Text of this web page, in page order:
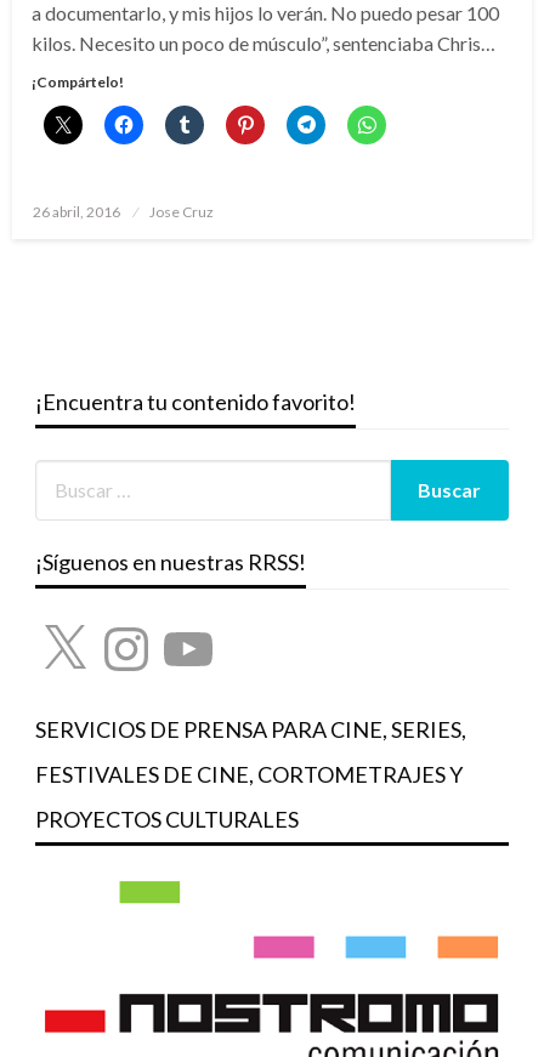
a documentarlo, y mis hijos lo verán. No puedo pesar 100
kilos. Necesito un poco de músculo”, sentenciaba Chris…
¡Compártelo!
Publicado
26 abril, 2016 Jose Cruz
¡Encuentra tu contenido favorito!
¡Síguenos en nuestras RRSS!
X InstagramYouTube
SERVICIOS DE PRENSA PARA CINE, SERIES,
FESTIVALES DE CINE, CORTOMETRAJES Y
PROYECTOS CULTURALES